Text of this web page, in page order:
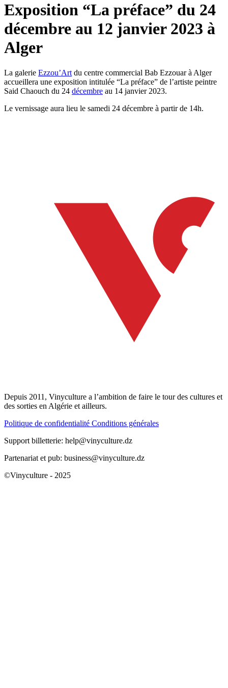
Exposition “La préface” du 24
décembre au 12 janvier 2023 à
Alger
La galerie Ezzou’Art du centre commercial Bab Ezzouar à Alger
accueillera une exposition intitulée “La préface” de l’artiste peintre
Said Chaouch du 24 décembre au 14 janvier 2023.
Le vernissage aura lieu le samedi 24 décembre à partir de 14h.
Depuis 2011, Vinyculture a l’ambition de faire le tour des cultures et
des sorties en Algérie et ailleurs.
Politique de confidentialité Conditions générales
Support billetterie: help@vinyculture.dz
Partenariat et pub: business@vinyculture.dz
©Vinyculture - 2025